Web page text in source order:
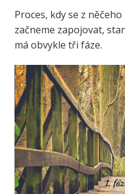
Proces, kdy se z
začneme zapojovat,
má obvykle tři fáze.